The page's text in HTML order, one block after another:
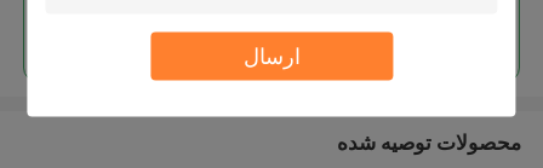
ارسال
محصولات توصیه شده